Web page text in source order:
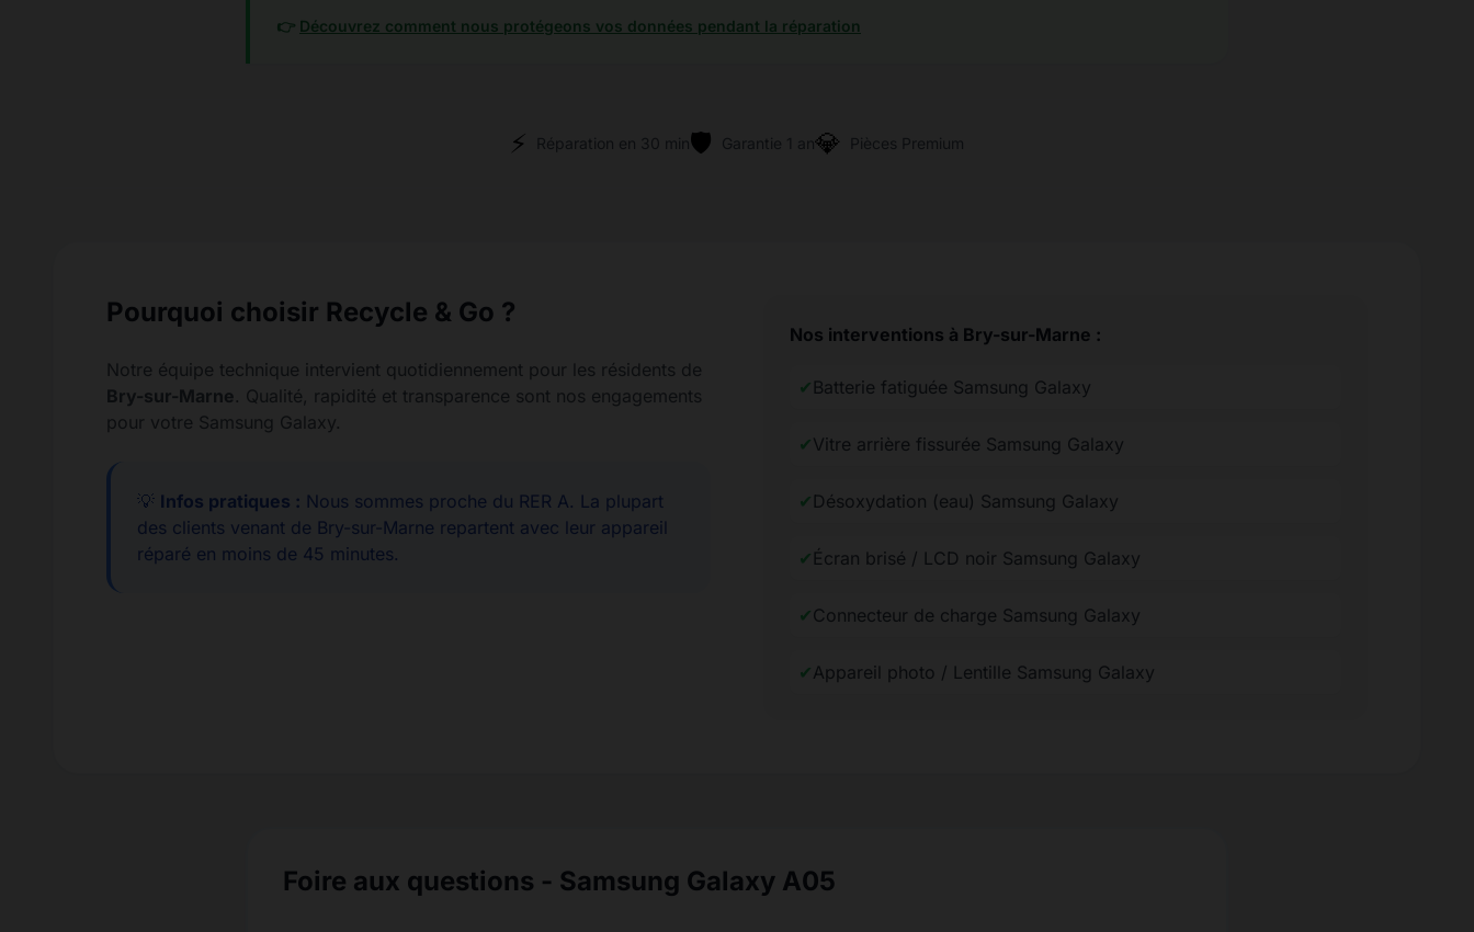
👉 Découvrez comment nous protégeons vos données pendant la réparation
⚡ Réparation en 30 min🛡️ Garantie 1 an💎 Pièces Premium
Pourquoi choisir Recycle & Go ?
Notre équipe technique intervient quotidiennement pour les résidents de
Bry-sur-Marne. Qualité, rapidité et transparence sont nos engagements
pour votre Samsung Galaxy.
💡 Infos pratiques : Nous sommes proche du RER A. La plupart
des clients venant de Bry-sur-Marne repartent avec leur appareil
réparé en moins de 45 minutes.
Nos interventions à Bry-sur-Marne :
✔ Batterie fatiguée Samsung Galaxy
✔Vitre arrière fissurée Samsung Galaxy
✔ Désoxydation (eau) Samsung Galaxy
✔ Écran brisé / LCD noir Samsung Galaxy
✔Connecteur de charge Samsung Galaxy
✔Appareil photo / Lentille Samsung Galaxy
Foire aux questions - Samsung Galaxy A05